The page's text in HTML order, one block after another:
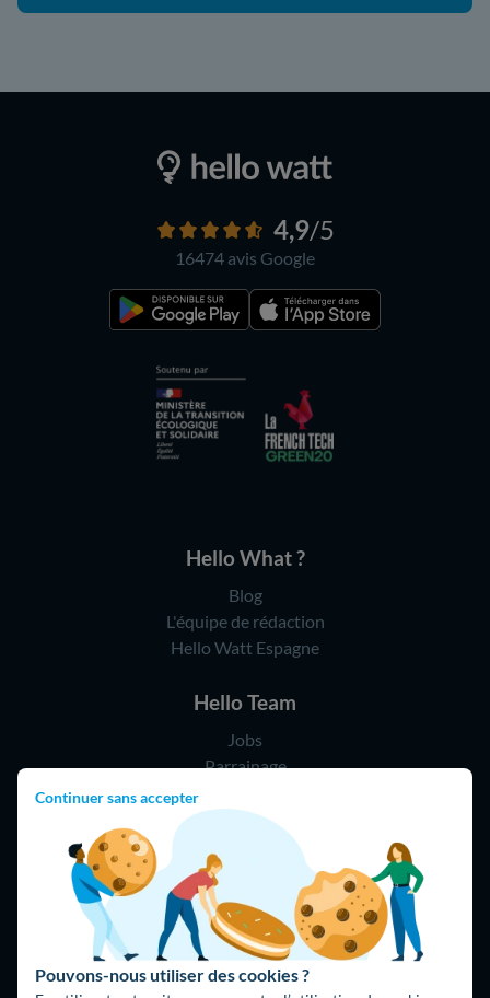
Continuer sans accepter
Pouvons-nous utiliser des cookies ?
4,9/5
16474 avis Google
Hello What ?
Blog
L'équipe de rédaction
Hello Watt Espagne
Hello Team
Jobs
Parrainage
Rejoindre notre réseau d'artisans
09 75 18 60 60
(8h-21h)
75018 Paris